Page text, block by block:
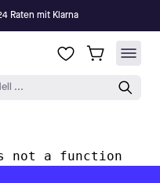
Raten mit Klarna
...
not a function